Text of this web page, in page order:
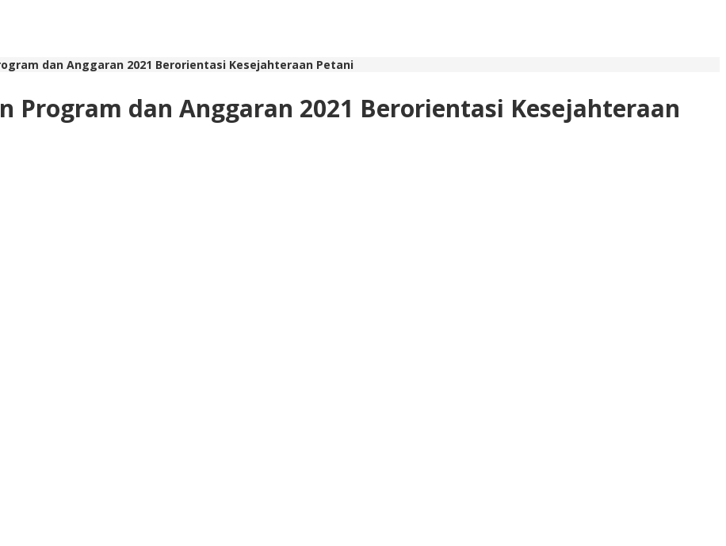
dan Anggaran 2021 Berorientasi Kesejahteraan Petani
Program dan Anggaran 2021 Berorientasi Kesejahteraan